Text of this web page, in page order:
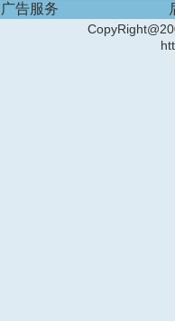
广告服务